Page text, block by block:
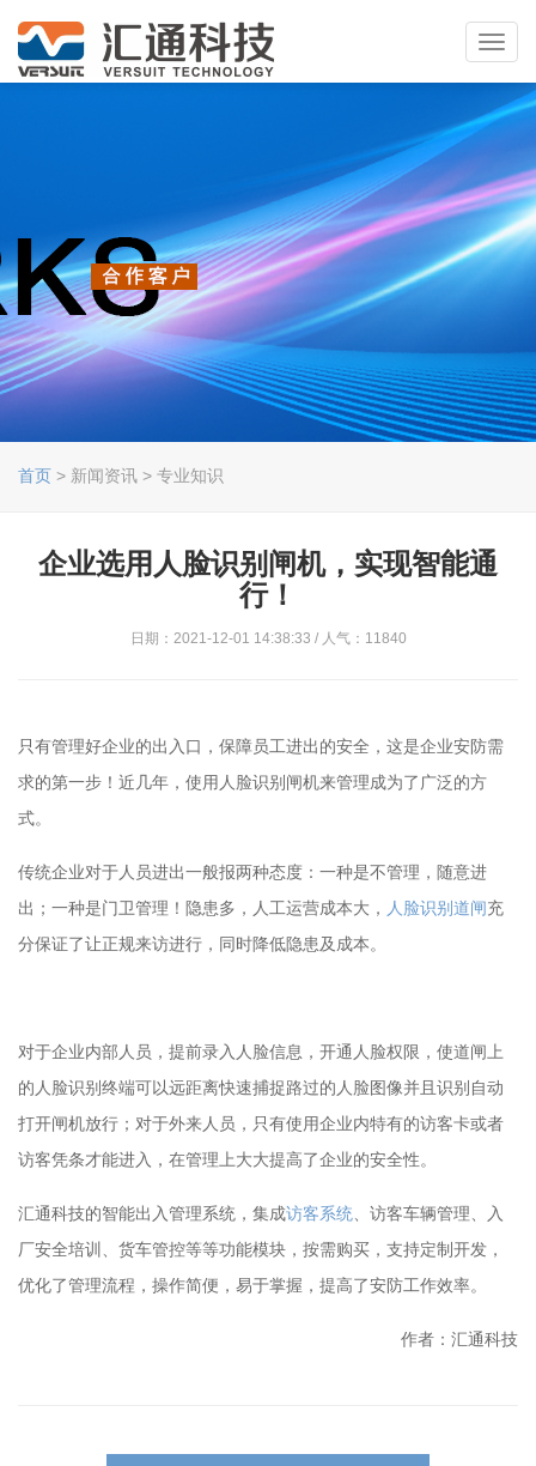
首页 > 新闻资讯 > 专业知识
企业选用人脸识别闸机，实现智能通
行！
日期：2021-12-01 14:38:33 / 人气：11840
只有管理好企业的出入口，保障员工进出的安全，这是企业安防需
求的第一步！近几年，使用人脸识别闸机来管理成为了广泛的方
式。
传统企业对于人员进出一般报两种态度：一种是不管理，随意进
出；一种是门卫管理！隐患多，人工运营成本大， 人脸识别道闸充
分保证了让正规来访进行，同时降低隐患及成本。
对于企业内部人员，提前录入人脸信息，开通人脸权限，使道闸上
的人脸识别终端可以远距离快速捕捉路过的人脸图像并且识别自动
打开闸机放行；对于外来人员，只有使用企业内特有的访客卡或者
访客凭条才能进入，在管理上大大提高了企业的安全性。
汇通科技的智能出入管理系统，集成访客系统 、访客车辆管理、入
厂安全培训、货车管控等等功能模块，按需购买，支持定制开发，
优化了管理流程，操作简便，易于掌握，提高了安防工作效率。
作者：汇通科技